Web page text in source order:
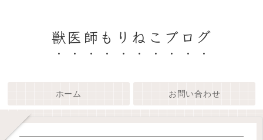
獣医師もりねこブログ
ホーム お問い合わせ